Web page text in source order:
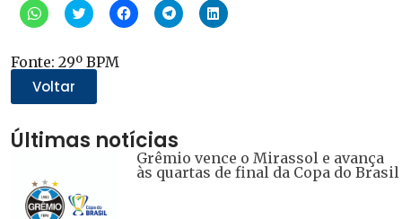
Clique
para
WhatsApp(abre
em
nova
janela)
Clique
para
Twitter(abre
em
Clique
para
Clique
para
Clique
para
Fonte: 29º BPM
Voltar
Últimas notícias
Grêmio vence o Mirassol e avança
às quartas de final da Copa do Brasil